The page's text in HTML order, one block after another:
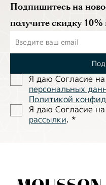
Подпишитесь на
получите скидку
Я даю Согласие на
персональных
Политиĸой
Я даю Согласие
рассылки. *